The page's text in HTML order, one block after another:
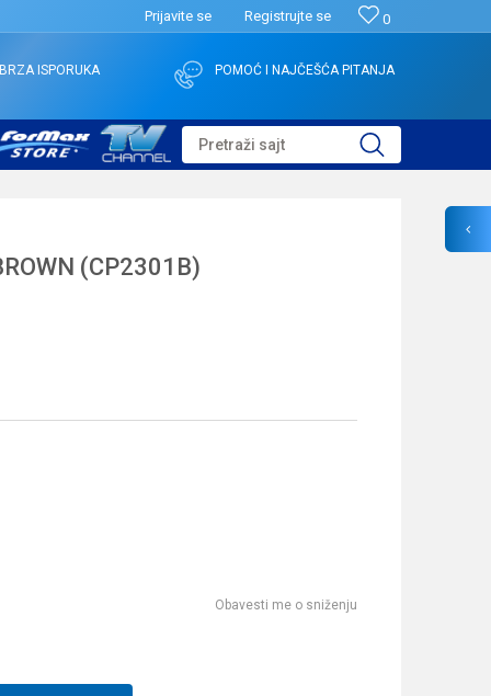
0
Prijavite se Registrujte se
BRZA ISPORUKA POMOĆ I NAJČEŠĆA PITANJA
Pretraži sajt
(CP2301B)
Obavesti me o sniženju